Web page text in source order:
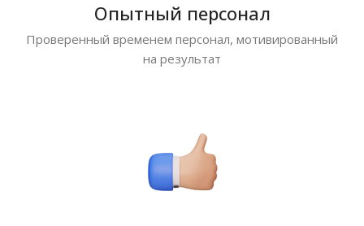
Опытный персонал
Проверенный временем персонал, мотивированный
на результат